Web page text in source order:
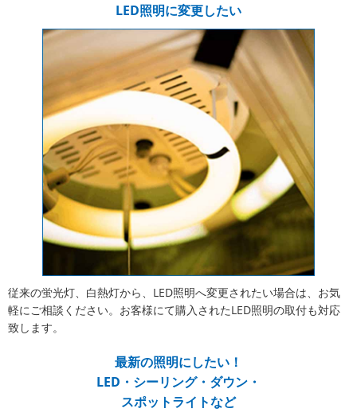
LED照明に変更したい
従来の蛍光灯、白熱灯から、LED照明へ変更されたい場合は、お気
軽にご相談ください。お客様にて購入されたLED照明の取付も対応
致します。
最新の照明にしたい！
LED・シーリング・ダウン・
スポットライトなど